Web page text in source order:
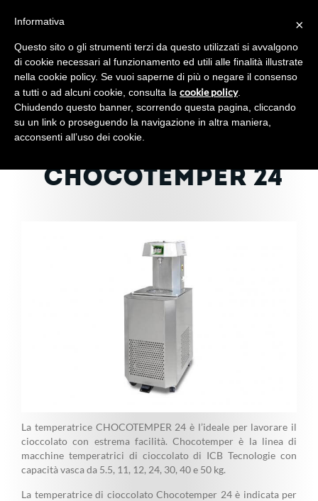
TEMPERATRICE
CHOCOTEMPER 24
La temperatrice CHOCOTEMPER 24 è l’ideale per lavorare il
cioccolato con estrema facilità. Chocotemper è la linea di
macchine temperatrici di cioccolato di ICB Tecnologie con
capacità vasca da 5.5, 11, 12, 24, 30, 40 e 50 kg.
La temperatrice di cioccolato Chocotemper 24 è indicata per
×
Informativa
Questo sito o gli strumenti terzi da questo utilizzati si avvalgono
di cookie necessari al funzionamento ed utili alle finalità illustrate
nella cookie policy. Se vuoi saperne di più o negare il consenso
a tutti o ad alcuni cookie, consulta la cookie policy.
Chiudendo questo banner, scorrendo questa pagina, cliccando
su un link o proseguendo la navigazione in altra maniera,
acconsenti all’uso dei cookie.